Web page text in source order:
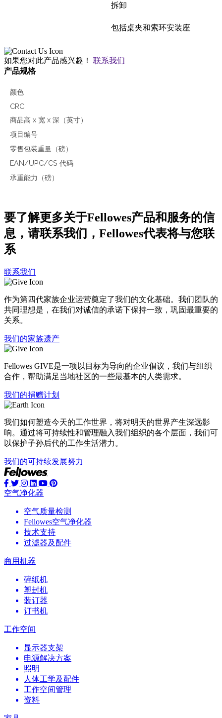
拆卸
包括桌夹和索环安装座
如果您对此产品感兴趣！ 联系我们
产品规格
颜色
CRC
商品高 x 宽 x 深（英寸）
项目编号
零售包装重量（磅）
EAN/UPC/CS 代码
承重能力（磅）
要了解更多关于Fellowes产品和服务的信
息，请联系我们，Fellowes代表将与您联
系
联系我们
作为第四代家族企业运营奠定了我们的文化基础。我们团队的
共同理想是，在我们对诚信的承诺下保持一致，巩固最重要的
关系。
我们的家族遗产
Fellowes GIVE是一项以目标为导向的企业倡议，我们与组织
合作，帮助满足当地社区的一些最基本的人类需求。
我们的捐赠计划
我们如何塑造今天的工作世界，将对明天的世界产生深远影
响。通过将可持续性和管理融入我们组织的各个层面，我们可
以保护子孙后代的工作生活潜力。
我们的可持续发展努力
空气净化器
空气质量检测
Fellowes空气净化器
技术支持
过滤器及配件
商用机器
碎纸机
塑封机
装订器
订书机
工作空间
显示器支架
电源解决方案
照明
人体工学及配件
工作空间管理
资料